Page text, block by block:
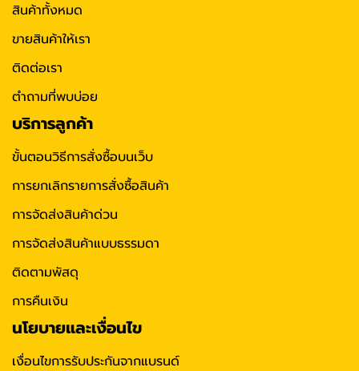
สินค้าทั้งหมด
ขายสินค้าให้เรา
ติดต่อเรา
ตำถามที่พบบ่อย
บริการลูกค้า
ขั้นตอนวิธีการสั่งซื้อบนเว็บ
การยกเลิกรายการสั่งซื้อสินค้า
การจัดส่งสินค้าด่วน
การจัดส่งสินค้าแบบธรรมดา
ติดตามพัสดุ
การคืนเงิน
นโยบายและเงื่อนไข
เงื่อนไขการรับประกันจากแบรนด์